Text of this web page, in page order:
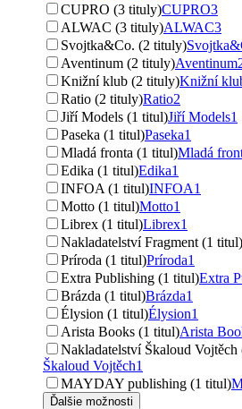
CUPRO (3 tituly)CUPRO3
ALWAC (3 tituly)ALWAC3
Svojtka&Co. (2 tituly)
Aventinum (2 tituly)Aventinum
Knižní klub (2 tituly)Knižní
Ratio (2 tituly)Ratio2
Jiří Models (1 titul)Jiří Models1
Paseka (1 titul)Paseka1
Mladá fronta (1 titul)Mladá
Edika (1 titul)Edika1
INFOA (1 titul)INFOA1
Motto (1 titul)Motto1
Librex (1 titul)Librex1
Nakladatelství Fragment (1 titul)
Príroda (1 titul)Príroda1
Extra Publishing (1 titul)Extra
Brázda (1 titul)Brázda1
Élysion (1 titul)Élysion1
Arista Books (1 titul)Arista
Nakladatelství Škaloud
Škaloud Vojtěch1
MAYDAY publishing (1 titul)
Ďalšie možnosti